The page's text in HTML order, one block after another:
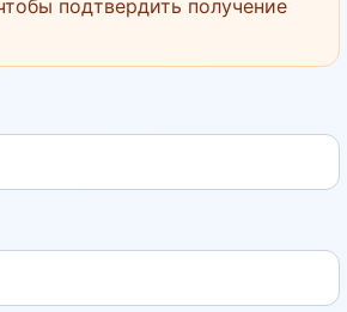
подтвердить получение